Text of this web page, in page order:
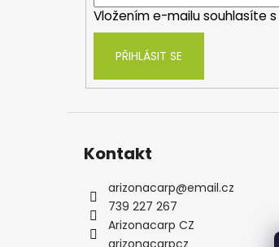
Vložením e-mailu souhlasíte s
PŘIHLÁSIT SE
Kontakt
arizonacarp@email.cz
739 227 267
Arizonacarp CZ